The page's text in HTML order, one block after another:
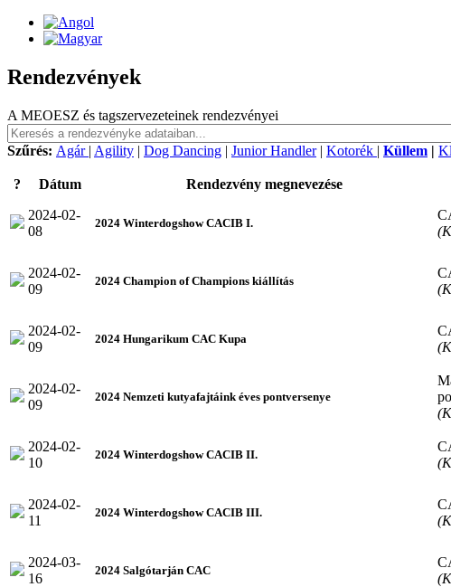
Rendezvények
A MEOESZ és tagszervezeteinek rendezvényei
Szűrés: Agár | Agility | Dog Dancing | Junior Handler| Kotorék | Küllem |
? Dátum Rendezvény megnevezése
2024-02-
08
2024 Winterdogshow CACIB I.
2024-02-
09
2024 Champion of Champions kiállítás
2024-02-
09
2024 Hungarikum CAC Kupa
2024-02-
09
2024 Nemzeti kutyafajtáink éves pontversenye
2024-02-
10
2024 Winterdogshow CACIB II.
2024-02-
11
2024 Winterdogshow CACIB III.
2024-03-
16
2024 Salgótarján CAC